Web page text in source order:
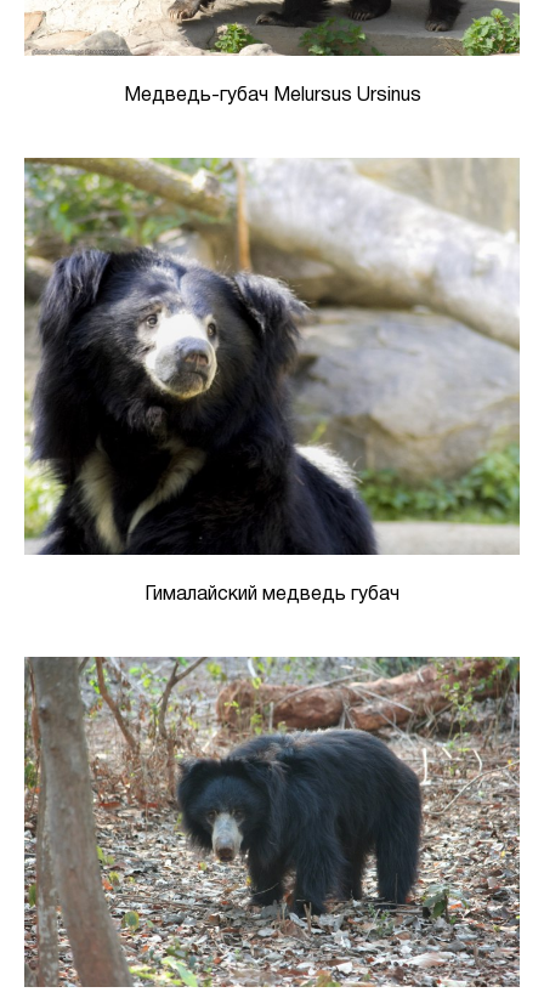
Медведь-губач Melursus Ursinus
Гималайский медведь губач